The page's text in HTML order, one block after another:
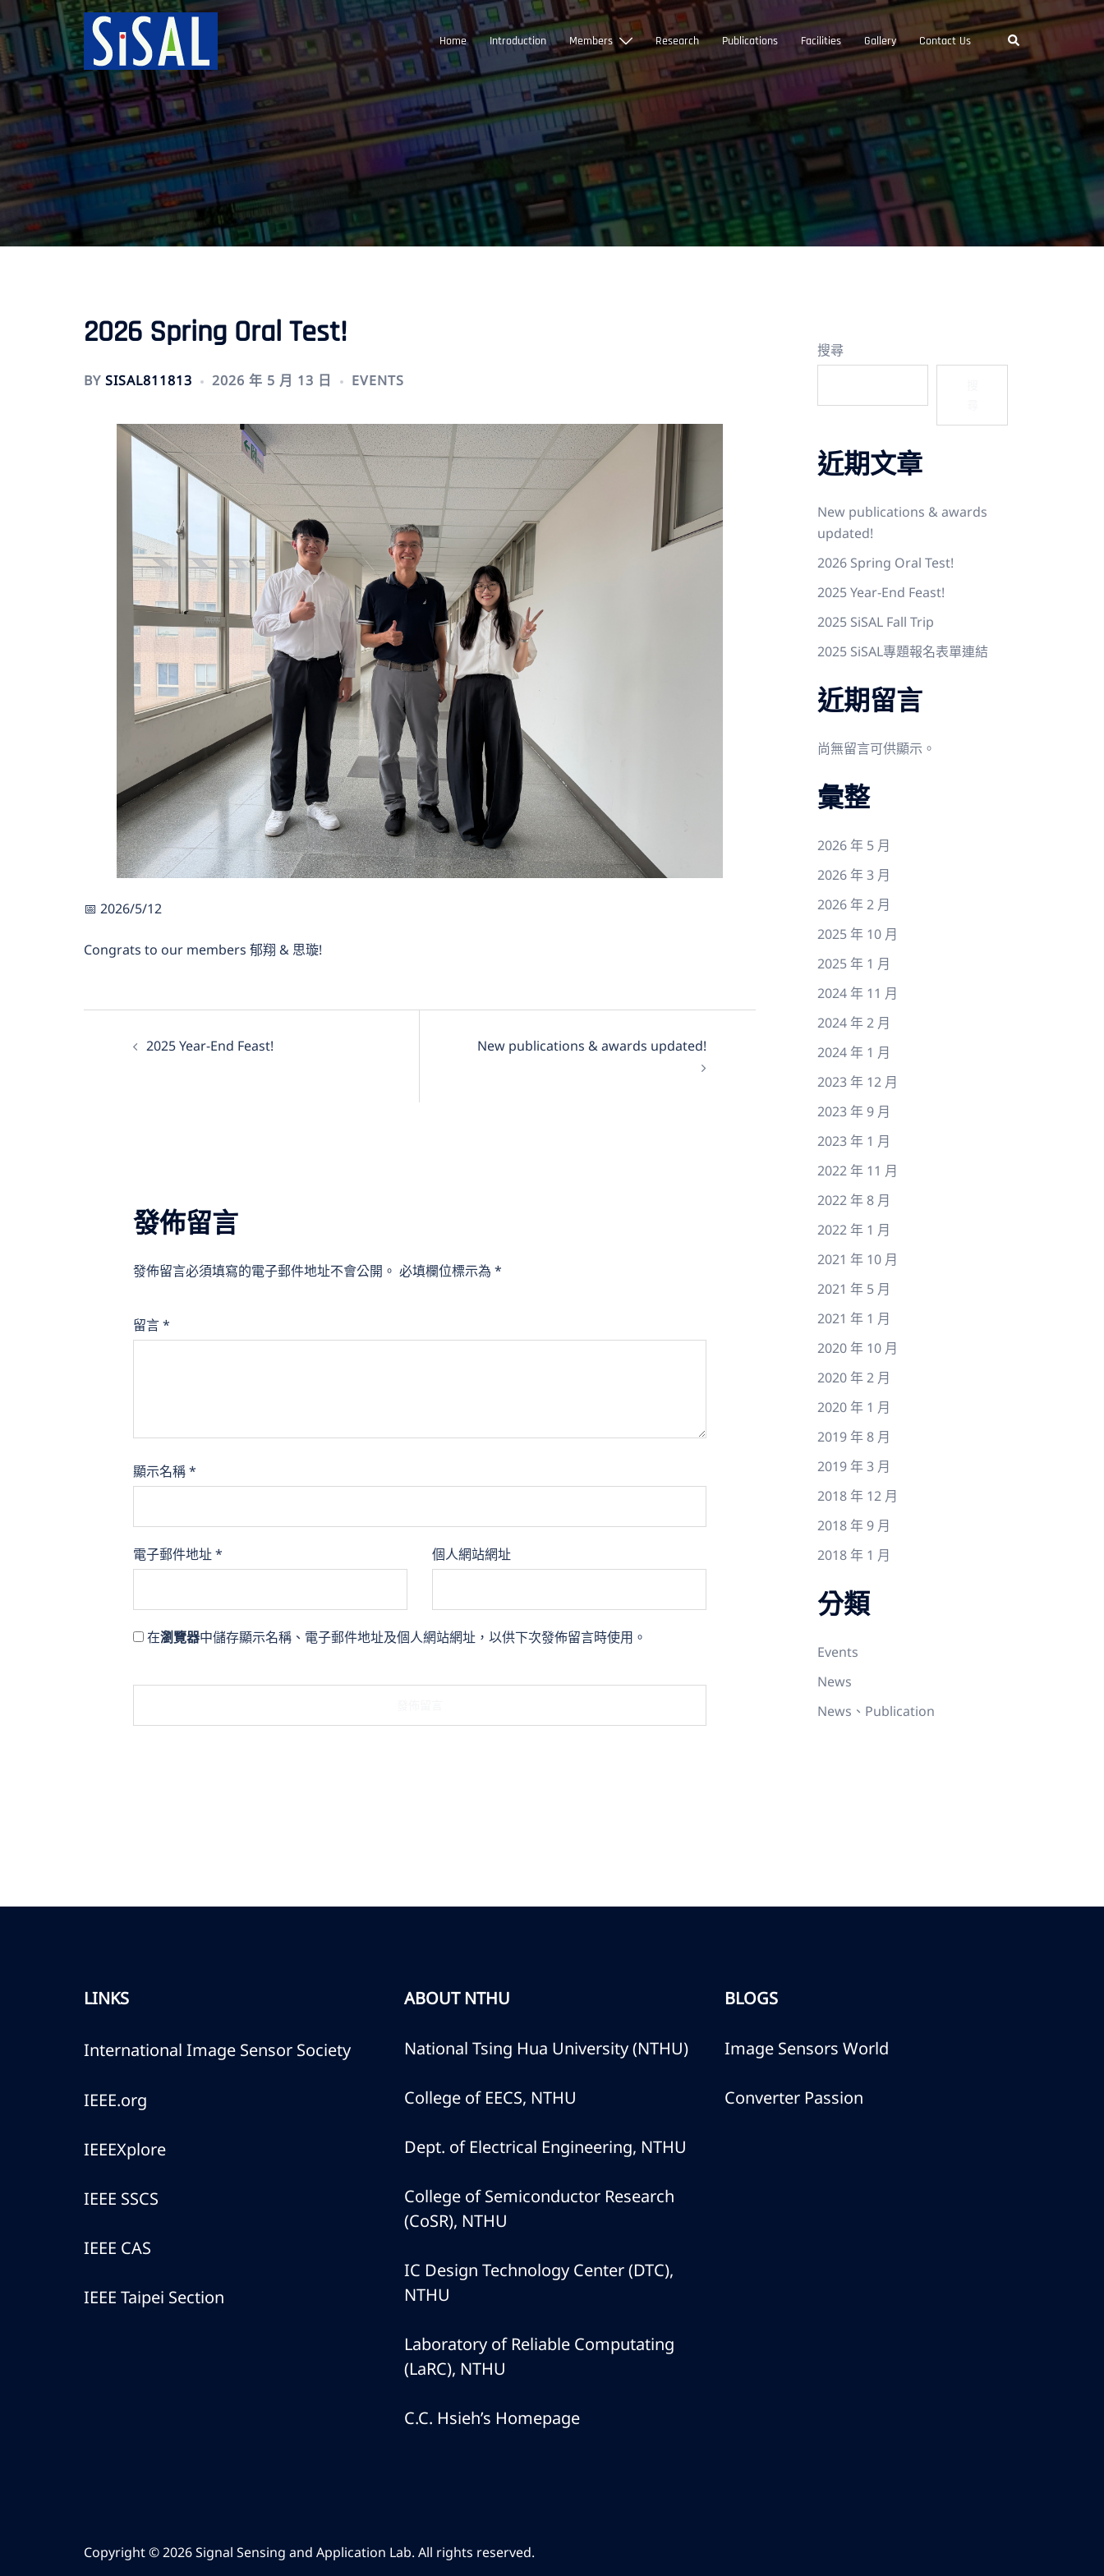
至
主
要
容
Home Introduction Members Research Publications Facilities Gallery Contact Us Search
2026 Spring Oral Test!
BY SISAL811813 2026 年 5 月 13 日 EVENTS
📅 2026/5/12
Congrats to our members 郁翔 & 思璇!
2025 Year-End Feast! New publications & awards updated!
發佈留言
發佈留言必須填寫的電子郵件地址不會公開。 必填欄位標示為 *
留言*
顯示名稱*
電子郵件地址* 個人網站網址
在瀏覽器中儲存顯示名稱、電子郵件地址及個人網站網址，以供下次發佈留言時使用。
搜尋
近期文章
New publications & awards
updated!
2026 Spring Oral Test!
2025 Year-End Feast!
2025 SiSAL Fall Trip
2025 SiSAL專題報名表單連結
近期留言
尚無留言可供顯示。
彙整
2026 年 5 月
2026 年 3 月
2026 年 2 月
2025 年 10 月
2025 年 1 月
2024 年 11 月
2024 年 2 月
2024 年 1 月
2023 年 12 月
2023 年 9 月
2023 年 1 月
2022 年 11 月
2022 年 8 月
2022 年 1 月
2021 年 10 月
2021 年 5 月
2021 年 1 月
2020 年 10 月
2020 年 2 月
2020 年 1 月
2019 年 8 月
2019 年 3 月
2018 年 12 月
2018 年 9 月
2018 年 1 月
分類
Events
News
News、Publication
LINKS
International Image Sensor Society
IEEE.org
IEEEXplore
IEEE SSCS
IEEE CAS
IEEE Taipei Section
ABOUT NTHU
National Tsing Hua University (NTHU)
College of EECS, NTHU
Dept. of Electrical Engineering, NTHU
College of Semiconductor Research
(CoSR), NTHU
IC Design Technology Center (DTC),
NTHU
Laboratory of Reliable Computating
(LaRC), NTHU
C.C. Hsieh’s Homepage
BLOGS
Image Sensors World
Converter Passion
Copyright © 2026 Signal Sensing and Application Lab. All rights reserved.